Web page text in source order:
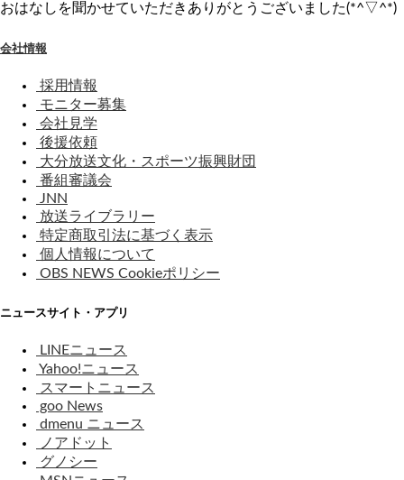
おはなしを聞かせていただきありがとうございました(*^▽^*)
会社情報
採用情報
モニター募集
会社見学
後援依頼
大分放送文化・スポーツ振興財団
番組審議会
JNN
放送ライブラリー
特定商取引法に基づく表示
個人情報について
OBS NEWS Cookieポリシー
ニュースサイト・アプリ
LINEニュース
Yahoo!ニュース
スマートニュース
goo News
dmenu ニュース
ノアドット
グノシー